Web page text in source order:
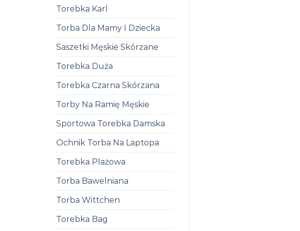
Torebka Karl
Torba Dla Mamy I Dziecka
Saszetki Męskie Skórzane
Torebka Duża
Torebka Czarna Skórzana
Torby Na Ramię Męskie
Sportowa Torebka Damska
Ochnik Torba Na Laptopa
Torebka Plażowa
Torba Bawelniana
Torba Wittchen
Torebka Bag